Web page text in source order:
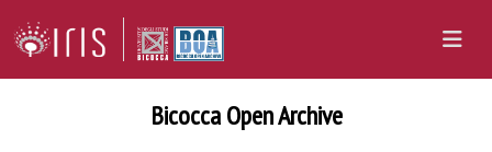
Bicocca Open Archive